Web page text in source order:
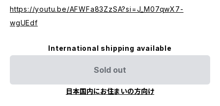
https://youtu.be/AFWFa83ZzSA?si=J_M07qwX7-
wgUEdf
International shipping available
Sold out
日本国内にお住まいの方向け